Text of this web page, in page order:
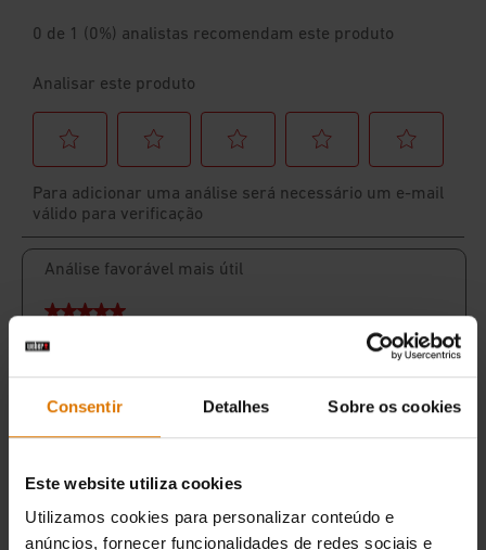
Consentir Detalhes Sobre os cookies
Este website utiliza cookies
Utilizamos cookies para personalizar conteúdo e
anúncios, fornecer funcionalidades de redes sociais e